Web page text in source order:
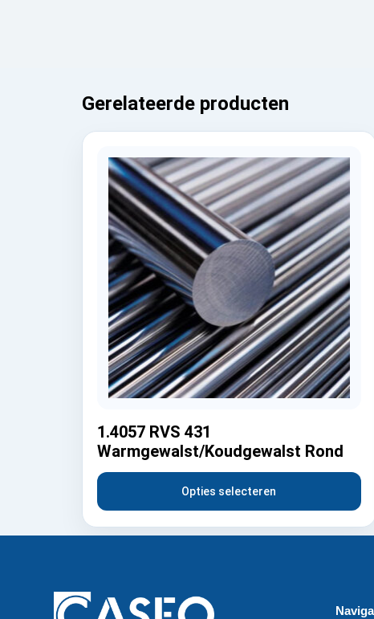
Gerelateerde producten
1.4057 RVS 431
Warmgewalst/Koudgewalst Rond
Opties selecteren